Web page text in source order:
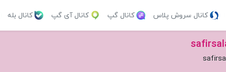
کانال سروش پلاس کانال گپ کانال آی گپ کانال بله